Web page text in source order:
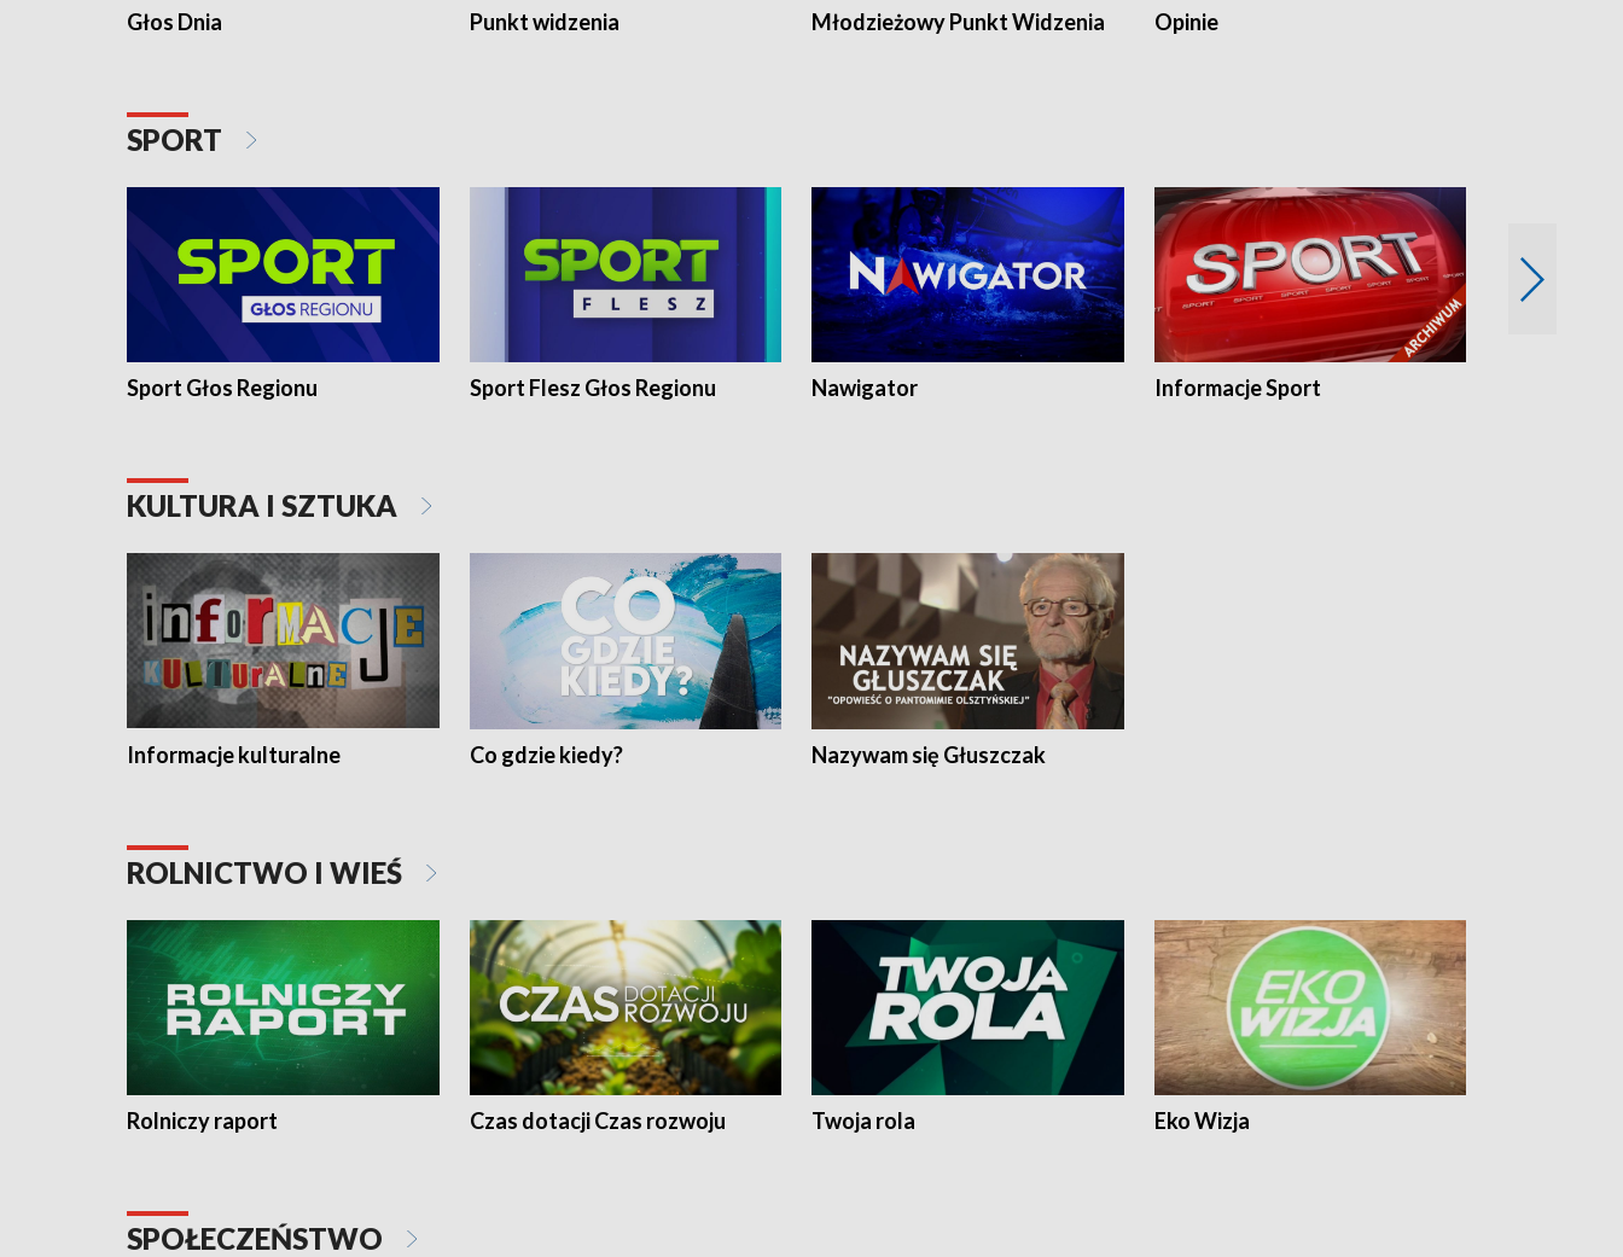
Głos Dnia Punkt widzenia Młodzieżowy Punkt Widzenia Opinie
SPORT
Sport Głos Regionu Sport Flesz Głos Regionu Nawigator Informacje Sport
KULTURA I SZTUKA
Informacje kulturalne Co gdzie kiedy? Nazywam się Głuszczak
ROLNICTWO I WIEŚ
Rolniczy raport Czas dotacji Czas rozwoju Twoja rola Eko Wizja
SPOŁECZEŃSTWO